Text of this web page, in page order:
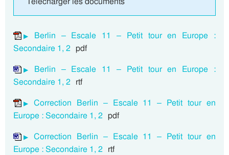
Berlin – Escale 11 – Petit tour en Europe :
Secondaire 1, 2 pdf
Berlin – Escale 11 – Petit tour en Europe :
Secondaire 1, 2 rtf
Correction Berlin – Escale 11 – Petit tour en
Europe : Secondaire 1, 2 pdf
Correction Berlin – Escale 11 – Petit tour en
Europe : Secondaire 1, 2 rtf